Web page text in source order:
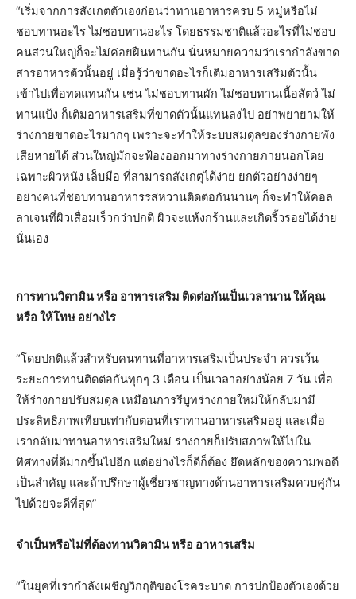
“เริ่มจากการสังเกตตัวเองก่อนว่าทานอาหารครบ 5 หมู่หรือไม่
ชอบทานอะไร ไม่ชอบทานอะไร โดยธรรมชาติแล้วอะไรที่ไม่ชอบ
คนส่วนใหญ่ก็จะไม่ค่อยฝืนทานกัน นั่นหมายความว่าเรากำลังขาด
สารอาหารตัวนั้นอยู่ เมื่อรู้ว่าขาดอะไรก็เติมอาหารเสริมตัวนั้น
เข้าไปเพื่อทดแทนกัน เช่น ไม่ชอบทานผัก ไม่ชอบทานเนื้อสัตว์ ไม่
ทานแป้ง ก็เติมอาหารเสริมที่ขาดตัวนั้นแทนลงไป อย่าพยายามให้
ร่างกายขาดอะไรมากๆ เพราะจะทำให้ระบบสมดุลของร่างกายพัง
เสียหายได้ ส่วนใหญ่มักจะฟ้องออกมาทางร่างกายภายนอกโดย
เฉพาะผิวหนัง เล็บมือ ที่สามารถสังเกตุได้ง่าย ยกตัวอย่างง่ายๆ
อย่างคนที่ชอบทานอาหารรสหวานติดต่อกันนานๆ ก็จะทำให้คอล
ลาเจนที่ผิวเสื่อมเร็วกว่าปกติ ผิวจะแห้งกร้านและเกิดริ้วรอยได้ง่าย
นั่นเอง
การทานวิตามิน หรือ อาหารเสริม ติดต่อกันเป็นเวลานาน ให้คุณ
หรือ ให้โทษ อย่างไร
“โดยปกติแล้วสำหรับคนทานที่อาหารเสริมเป็นประจำ ควรเว้น
ระยะการทานติดต่อกันทุกๆ 3 เดือน เป็นเวลาอย่างน้อย 7 วัน เพื่อ
ให้ร่างกายปรับสมดุล เหมือนการรีบูทร่างกายใหม่ให้กลับมามี
ประสิทธิภาพเทียบเท่ากับตอนที่เราทานอาหารเสริมอยู่ และเมื่อ
เรากลับมาทานอาหารเสริมใหม่ ร่างกายก็ปรับสภาพให้ไปใน
ทิศทางที่ดีมากขึ้นไปอีก แต่อย่างไรก็ดีก็ต้อง ยึดหลักของความพอดี
เป็นสำคัญ และถ้าปรึกษาผู้เชี่ยวชาญทางด้านอาหารเสริมควบคู่กัน
ไปด้วยจะดีที่สุด”
จำเป็นหรือไม่ที่ต้องทานวิตามิน หรือ อาหารเสริม
“ในยุคที่เรากำลังเผชิญวิกฤติของโรคระบาด การปกป้องตัวเองด้วย